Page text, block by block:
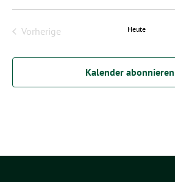
Datum
Vorherige
Heute
Kalender abonnieren